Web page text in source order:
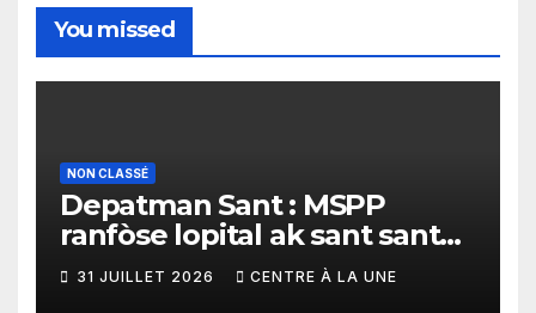
You missed
NON CLASSÉ
Depatman Sant : MSPP
ranfòse lopital ak sant sante
yo ak yon enpòtan kagezon
materyèl medikal
31 JUILLET 2026 CENTRE À LA UNE